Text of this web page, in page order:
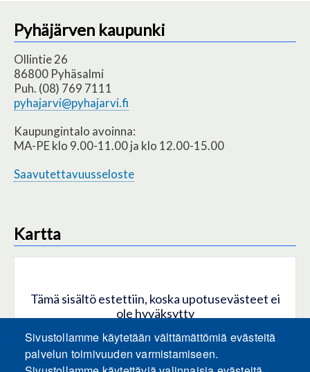
Pyhäjärven kaupunki
Ollintie 26
86800 Pyhäsalmi
Puh. (08) 769 7111
pyhajarvi@pyhajarvi.fi
Kaupungintalo avoinna:
MA-PE klo 9.00-11.00 ja klo 12.00-15.00
Saavutettavuusseloste
Kartta
Tämä sisältö estettiin, koska upotusevästeet ei
ole hyväksytty
HYVÄKSY KAIKKI EVÄSTEET
Sivustollamme käytetään välttämättömiä evästeitä
palvelun toimivuuden varmistamiseen.